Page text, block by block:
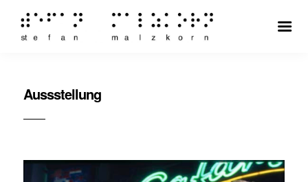
Aussstellung